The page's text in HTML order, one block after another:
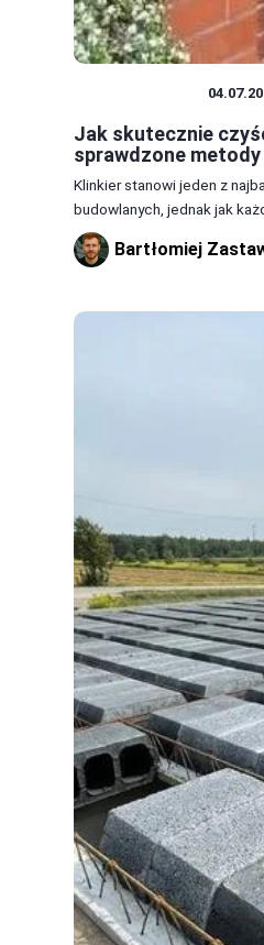
Jak skutecznie
sprawdzone
Klinkier stanowi jeden z
budowlanych, jednak jak
Bartłomiej